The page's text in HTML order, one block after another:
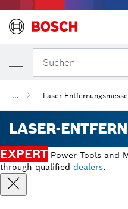
Suchen
... Laser-
LASER-
EXPERT Power Tools and
through qualified dealers.